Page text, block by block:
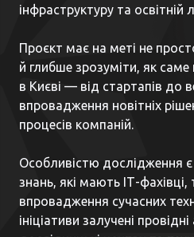
інфраструктуру та
Проєкт має на меті не
й глибше зрозуміти, як
в Києві — від стартапів до
впровадження новітніх
процесів компаній.
Особливістю дослідження
знань, які мають ІТ-фахівці,
впровадження сучасних
ініціативи залучені